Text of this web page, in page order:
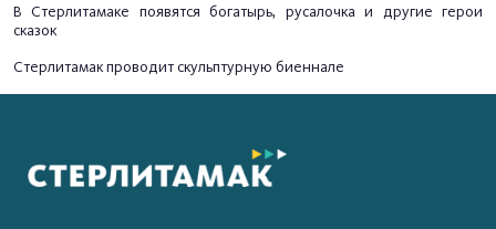
В Стерлитамаке появятся богатырь, русалочка и другие герои
сказок
Стерлитамак проводит скульптурную биеннале